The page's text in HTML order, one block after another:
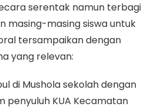
serentak namun terbagi
masing-masing siswa untuk
tersampaikan dengan
yang relevan:
di Mushola sekolah dengan
penyuluh KUA Kecamatan